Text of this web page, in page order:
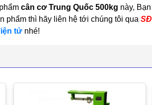
cân cơ Trung Quốc 500kg này,
phẩm thì hãy liên hệ tới chúng tôi qua
tử nhé!